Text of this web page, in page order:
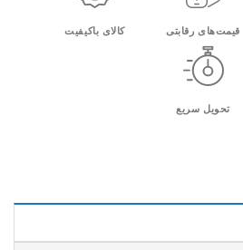
قیمت‌های رقابتی کالای باکیفیت
تحویل سریع